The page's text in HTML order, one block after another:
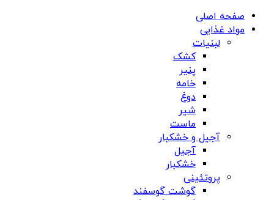
صفحه اصلی
مواد غذایی
لبنیات
کشک
پنیر
خامه
دوغ
شیر
ماست
آجیل و خشکبار
آجیل
خشکبار
پروتئینی
گوشت گوسفند